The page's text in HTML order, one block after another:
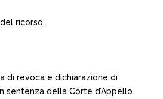
ricorso.
di revoca e dichiarazione di
sentenza della Corte d’Appello